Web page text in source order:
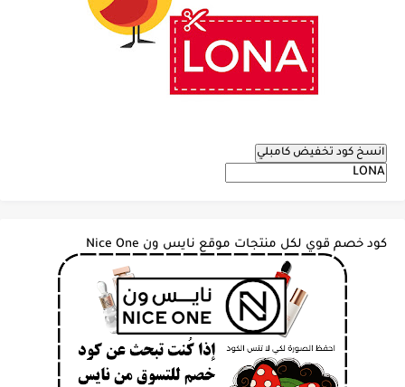
انسخ كود تخفيض كامبلي
كود خصم قوي لكل منتجات موقع نايس ون Nice One